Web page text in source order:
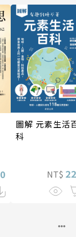
0
圖解 元素生活
科
NT$